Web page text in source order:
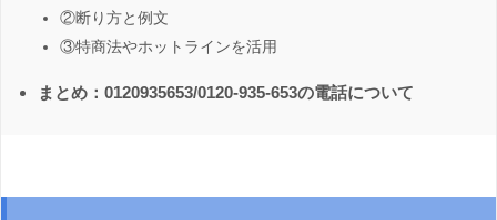
②断り方と例文
③特商法やホットラインを活用
まとめ：0120935653/0120-935-653の電話について